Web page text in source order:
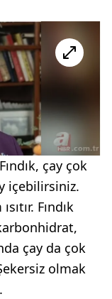
çay çok
içebilirsiniz.
Fındık
çay da çok
olmak